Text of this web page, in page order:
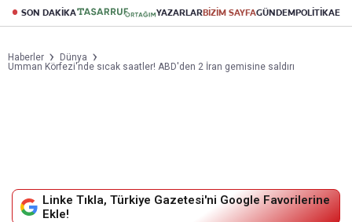
SON DAKİKA YAZARLARBİZİM SAYFAGÜNDEMPOLİTİKA
Haberler
Dünya
Umman Körfezi'nde sıcak saatler! ABD'den 2 İran gemisine saldırı
Linke Tıkla, Türkiye Gazetesi'ni Google Favorilerine
Ekle!